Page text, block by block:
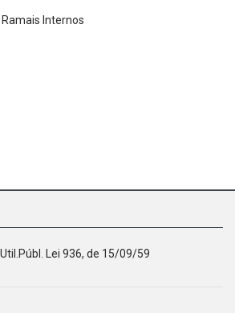
Internos
Util.Públ. Lei 936, de 15/09/59